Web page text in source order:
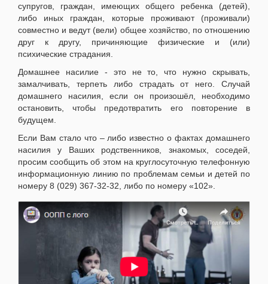
супругов, граждан, имеющих общего ребенка (детей),
либо иных граждан, которые проживают (проживали)
совместно и ведут (вели) общее хозяйство, по отношению
друг к другу, причиняющие физические и (или)
психические страдания.
Домашнее насилие - это не то, что нужно скрывать,
замалчивать, терпеть либо страдать от него. Случай
домашнего насилия, если он произошёл, необходимо
остановить, чтобы предотвратить его повторение в
будущем.
Если Вам стало что – либо известно о фактах домашнего
насилия у Ваших родственников, знакомых, соседей,
просим сообщить об этом на круглосуточную телефонную
информационную линию по проблемам семьи и детей по
номеру 8 (029) 367-32-32, либо по номеру «102».